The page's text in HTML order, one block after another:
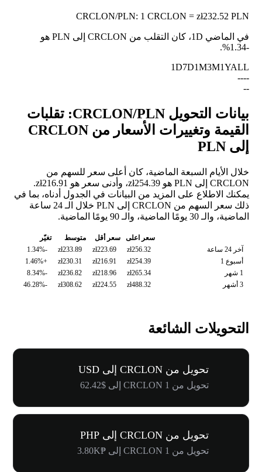
CRCLON/PLN: 1 CRCLON = zł232.52 PLN
في الماضي 1D، كان التقلب من CRCLON إلى PLN هو
-1.34%
.
1D7D1M3M1YALL
--
--
--
بيانات التحويل CRCLON/PLN: تقلبات
القيمة وتغييرات الأسعار من CRCLON
إلى PLN
خلال الأيام السبعة الماضية، كان أعلى سعر للسهم من
CRCLON إلى PLN هو zł254.39، وأدنى سعر هو zł216.91.
يمكنك الاطلاع على المزيد من البيانات في الجدول أدناه، بما في
ذلك سعر السهم من CRCLON إلى PLN خلال الـ 24 ساعة
الماضية، والـ 30 يومًا الماضية، والـ 90 يومًا الماضية.
سعر اعلى سعر أقل متوسط
تغيّر
آخر 24 ساعة
zł256.32
zł223.69
zł233.89
-1.34%
أسبوع 1
zł254.39
zł216.91
zł230.31
+1.46%
1 شهر
zł265.34
zł218.96
zł236.82
-8.34%
3 أشهر
zł488.32
zł224.55
zł308.62
-46.28%
التحويلات الشائعة
تحويل من CRCLON إلى USD
تحويل من 1 CRCLON إلى $62.42
تحويل من CRCLON إلى PHP
تحويل من 1 CRCLON إلى ₱3.80K